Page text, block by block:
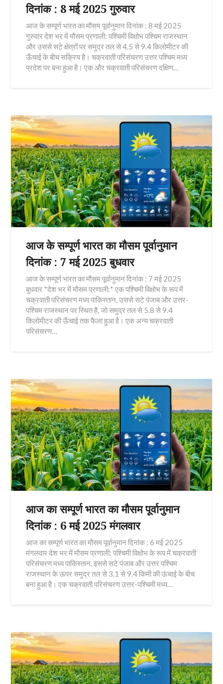
दिनांक : 8 मई 2025 गुरुवार
आज के सम्पूर्ण भारत का मौसम पूर्वानुमान दिनांक : 8 मई 2025
गुरुवार देश भर में मौसम प्रणाली: पश्चिमी विक्षोभ पश्चिम राजस्थान
और उससे सटे क्षेत्रों पर समुद्र तल से 4.5 से 9.4 किलोमीटर की
ऊँचाई के बीच सक्रिय है। चक्रवाती परिसंचरण उत्तर पश्चिम मध्य
प्रदेश पर बना हुआ है। एक और चक्रवाती परिसंचरण दक्षिण…
आज के सम्पूर्ण भारत का मौसम पूर्वानुमान
दिनांक : 7 मई 2025 बुधवार
आज के सम्पूर्ण भारत का मौसम पूर्वानुमान दिनांक : 7 मई 2025
बुधवार *देश भर में मौसम प्रणाली:* एक पश्चिमी विक्षोभ के रूप में
चक्रवाती परिसंचरण मध्य पाकिस्तान, उससे सटे पंजाब और उत्तर-
पश्चिम राजस्थान पर स्थित है, जो समुद्र तल से 5.8 से 9.4
किलोमीटर की ऊँचाई तक फैला हुआ है। एक अन्य चक्रवाती
परिसंचरण…
आज का सम्पूर्ण भारत का मौसम पूर्वानुमान
दिनांक : 6 मई 2025 मंगलवार
आज का सम्पूर्ण भारत का मौसम पूर्वानुमान दिनांक : 6 मई 2025
मंगलवार देश भर में मौसम प्रणाली: पश्चिमी विक्षोभ के रूप में चक्रवाती
परिसंचरण मध्य पाकिस्तान, इससे सटे पंजाब और उत्तर पश्चिम
राजस्थान के ऊपर समुद्र तल से 3.1 से 9.4 किमी की ऊंचाई के बीच
बना हुआ है। एक चक्रवाती परिसंचरण उत्तर-पश्चिमी मध्य…